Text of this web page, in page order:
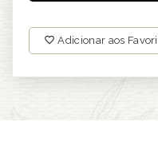
Adicionar aos